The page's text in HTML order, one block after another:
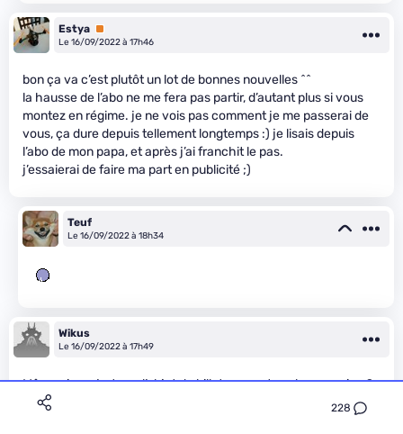
228
Estya Premium
Le 16/09/2022 à 17h46
bon ça va c’est plutôt un lot de bonnes nouvelles ^^
la hausse de l’abo ne me fera pas partir, d’autant plus si vous
montez en régime. je ne vois pas comment je me passerai de
vous, ça dure depuis tellement longtemps :) je lisais depuis
l’abo de mon papa, et après j’ai franchit le pas.
j’essaierai de faire ma part en publicité ;)
Teuf
Le 16/09/2022 à 18h34
Wikus
Le 16/09/2022 à 17h49
Même si ce n’est pas l’objet du billet : un mot sur le magazine ?
J’avais cru comprendre précédemment qu’il avait permis
d’avoir du pécule supplémentaire. La saison 2 du mag arrivera-